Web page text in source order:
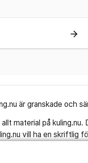
arrow_forward
är granskade och
material på
vill ha en skriftlig